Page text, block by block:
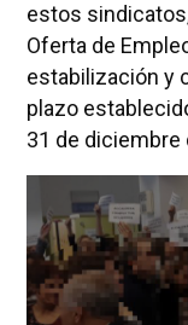
estos
Oferta de
estabilización y
plazo
31 de diciembre